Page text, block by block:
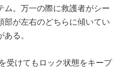
ム。万一の際に救護者がシー
部が左右のどちらに傾いてい
る。
けてもロック状態をキープ